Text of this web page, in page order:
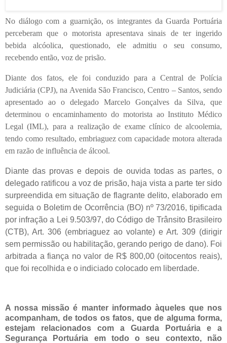
No diálogo com a guarnição, os integrantes da Guarda Portuária
perceberam que o motorista apresentava sinais de ter ingerido
bebida alcóolica, questionado, ele admitiu o seu consumo,
recebendo então, voz de prisão.
Diante dos fatos, ele foi conduzido para a Central de Polícia
Judiciária (CPJ), na Avenida São Francisco, Centro – Santos, sendo
apresentado ao o delegado Marcelo Gonçalves da Silva, que
determinou o encaminhamento do motorista ao Instituto Médico
Legal (IML), para a realização de exame clínico de alcoolemia,
tendo como resultado, embriaguez com capacidade motora alterada
em razão de influência de álcool.
Diante das provas e depois de ouvida todas as partes, o
delegado ratificou a voz de prisão, haja vista a parte ter sido
surpreendida em situação de flagrante delito, elaborado em
seguida o Boletim de Ocorrência (BO) nº 73/2016, tipificada
por infração a Lei 9.503/97, do Código de Trânsito Brasileiro
(CTB), Art. 306 (embriaguez ao volante) e Art. 309 (dirigir
sem permissão ou habilitação, gerando perigo de dano). Foi
arbitrada a fiança no valor de R$ 800,00 (oitocentos reais),
que foi recolhida e o indiciado colocado em liberdade.
A nossa missão é manter informado àqueles que nos
acompanham, de todos os fatos, que de alguma forma,
estejam relacionados com a Guarda Portuária e a
Segurança Portuária em todo o seu contexto, não